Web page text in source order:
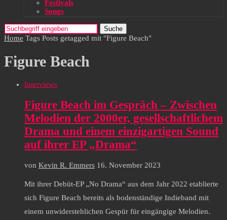
Festivals
Songs
Suche
Home Tags Posts getagged mit "Figure Beach"
Figure Beach
Interviews
Figure Beach im Gespräch – Zwischen
Melodien der 2000er, gesellschaftlichem
Drama und einem einzigartigen Sound
auf ihrer EP „Drama“
von Kevin R. Emmers 16. November 2023
Mit ihrer Debüt-EP „No Drama“ aus dem Jahr 2022 etablierte
sich Figure Beach bereits als bodenständige Indieband mit
einem unwiderstehlichen Gespür für eingängige Melodien.